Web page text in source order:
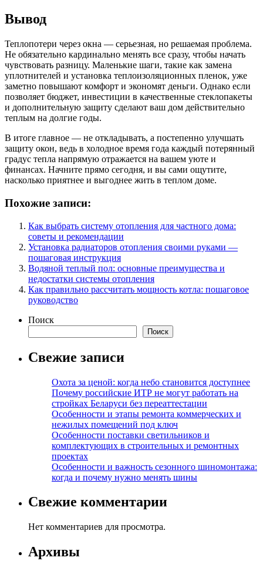
Вывод
Теплопотери через окна — серьезная, но решаемая проблема.
Не обязательно кардинально менять все сразу, чтобы начать
чувствовать разницу. Маленькие шаги, такие как замена
уплотнителей и установка теплоизоляционных пленок, уже
заметно повышают комфорт и экономят деньги. Однако если
позволяет бюджет, инвестиции в качественные стеклопакеты
и дополнительную защиту сделают ваш дом действительно
теплым на долгие годы.
В итоге главное — не откладывать, а постепенно улучшать
защиту окон, ведь в холодное время года каждый потерянный
градус тепла напрямую отражается на вашем уюте и
финансах. Начните прямо сегодня, и вы сами ощутите,
насколько приятнее и выгоднее жить в теплом доме.
Похожие записи:
Как выбрать систему отопления для частного дома:
советы и рекомендации
Установка радиаторов отопления своими руками —
пошаговая инструкция
Водяной теплый пол: основные преимущества и
недостатки системы отопления
Как правильно рассчитать мощность котла: пошаговое
руководство
Поиск
Поиск
Свежие записи
Охота за ценой: когда небо становится доступнее
Почему российские ИТР не могут работать на
стройках Беларуси без переаттестации
Особенности и этапы ремонта коммерческих и
нежилых помещений под ключ
Особенности поставки светильников и
комплектующих в строительных и ремонтных
проектах
Особенности и важность сезонного шиномонтажа:
когда и почему нужно менять шины
Свежие комментарии
Нет комментариев для просмотра.
Архивы